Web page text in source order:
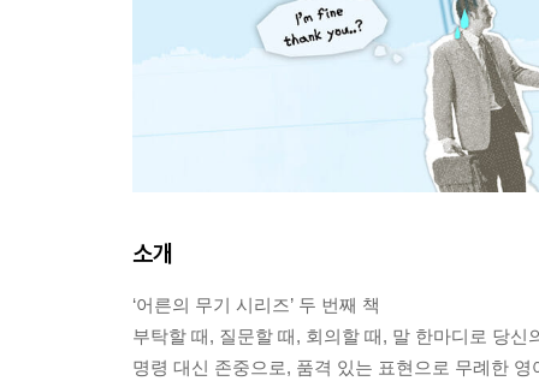
소개
‘어른의 무기 시리즈’ 두 번째 책
부탁할 때, 질문할 때, 회의할 때, 말 한마디로 당신
명령 대신 존중으로, 품격 있는 표현으로 무례한 영